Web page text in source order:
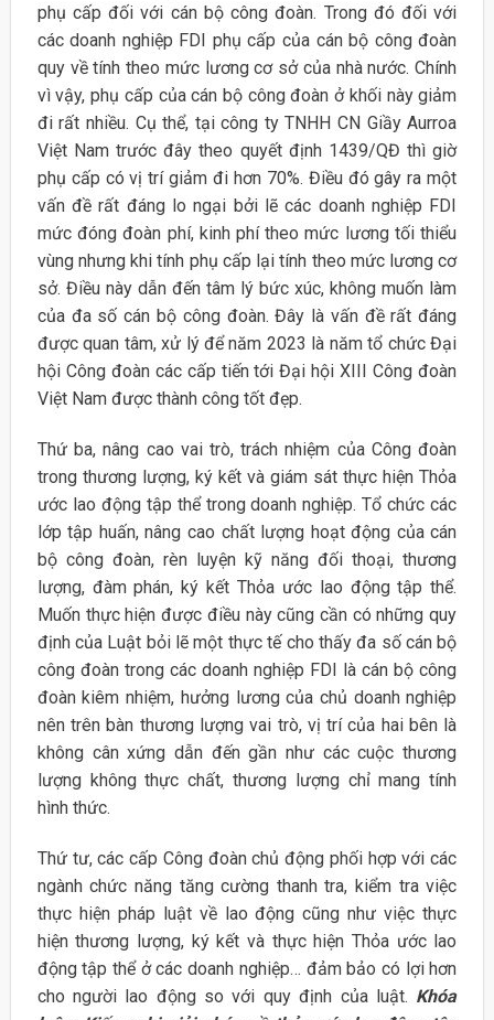
phụ cấp đối với cán bộ công đoàn. Trong đó đối với
các doanh nghiệp FDI phụ cấp của cán bộ công đoàn
quy về tính theo mức lương cơ sở của nhà nước. Chính
vì vậy, phụ cấp của cán bộ công đoàn ở khối này giảm
đi rất nhiều. Cụ thể, tại công ty TNHH CN Giầy Aurroa
Việt Nam trước đây theo quyết định 1439/QĐ thì giờ
phụ cấp có vị trí giảm đi hơn 70%. Điều đó gây ra một
vấn đề rất đáng lo ngại bởi lẽ các doanh nghiệp FDI
mức đóng đoàn phí, kinh phí theo mức lương tối thiểu
vùng nhưng khi tính phụ cấp lại tính theo mức lương cơ
sở. Điều này dẫn đến tâm lý bức xúc, không muốn làm
của đa số cán bộ công đoàn. Đây là vấn đề rất đáng
được quan tâm, xử lý để năm 2023 là năm tổ chức Đại
hội Công đoàn các cấp tiến tới Đại hội XIII Công đoàn
Việt Nam được thành công tốt đẹp.
Thứ ba, nâng cao vai trò, trách nhiệm của Công đoàn
trong thương lượng, ký kết và giám sát thực hiện Thỏa
ước lao động tập thể trong doanh nghiệp. Tổ chức các
lớp tập huấn, nâng cao chất lượng hoạt động của cán
bộ công đoàn, rèn luyện kỹ năng đối thoại, thương
lượng, đàm phán, ký kết Thỏa ước lao động tập thể.
Muốn thực hiện được điều này cũng cần có những quy
định của Luật bỏi lẽ một thực tế cho thấy đa số cán bộ
công đoàn trong các doanh nghiệp FDI là cán bộ công
đoàn kiêm nhiệm, hưởng lương của chủ doanh nghiệp
nên trên bàn thương lượng vai trò, vị trí của hai bên là
không cân xứng dẫn đến gần như các cuộc thương
lượng không thực chất, thương lượng chỉ mang tính
hình thức.
Thứ tư, các cấp Công đoàn chủ động phối hợp với các
ngành chức năng tăng cường thanh tra, kiểm tra việc
thực hiện pháp luật về lao động cũng như việc thực
hiện thương lượng, ký kết và thực hiện Thỏa ước lao
động tập thể ở các doanh nghiệp… đảm bảo có lợi hơn
cho người lao động so với quy định của luật. Khóa